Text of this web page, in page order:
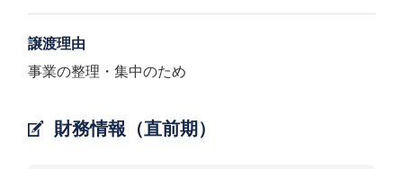
譲渡理由
事業の整理・集中のため
財務情報（直前期）